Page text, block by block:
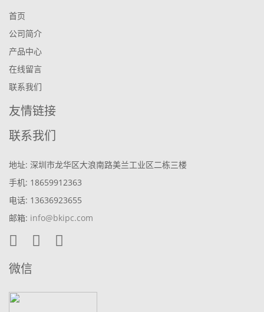
首页
公司简介
产品中心
在线留言
联系我们
友情链接
联系我们
地址: 深圳市龙华区大浪南路美兰工业区二栋三楼
手机: 18659912363
电话: 13636923655
邮箱: info@bkipc.com
微信